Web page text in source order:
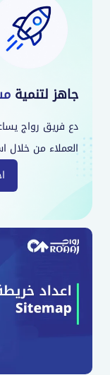
جاهز لتنمية
دع فريق رواج
العملاء من خلال